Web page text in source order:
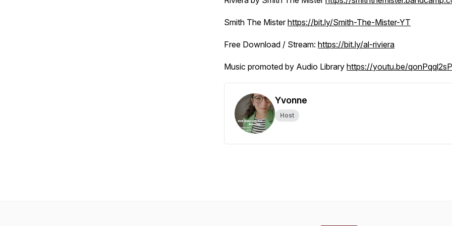
Smith The Misterhttps://bit.ly/Smith-The-Mister-YT
Free Download / Stream: https://bit.ly/al-riviera
Music promoted by Audio Library https://youtu.be/
Yvonne
Host